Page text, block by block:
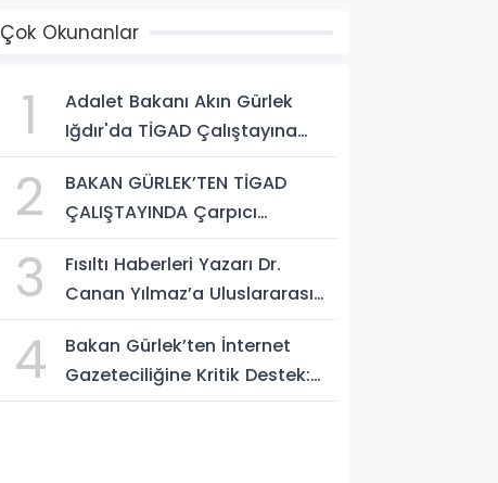
Çok Okunanlar
1
Adalet Bakanı Akın Gürlek
Iğdır'da TİGAD Çalıştayına
Sosyal Medya Düzenlemesi
Mesajı
2
BAKAN GÜRLEK’TEN TİGAD
ÇALIŞTAYINDA Çarpıcı
Yeni Bir Aydınlığa Uyanacağız"
3
Fısıltı Haberleri Yazarı Dr.
Canan Yılmaz’a Uluslararası
Abdul Kalam İlham Ödülü
2026”
4
Bakan Gürlek’ten İnternet
Gazeteciliğine Kritik Destek: